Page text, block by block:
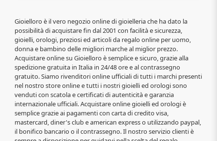
Gioielloro è il vero negozio online di gioielleria che ha dato la
possibilità di acquistare fin dal 2001 con facilità e sicurezza,
gioielli, orologi, preziosi ed articoli da regalo online per uomo,
donna e bambino delle migliori marche al miglior prezzo.
Acquistare online su Gioielloro è semplice e sicuro, grazie alla
spedizione gratuita in Italia in 24/48 ore e al contrassegno
gratuito. Siamo rivenditori online ufficiali di tutti i marchi presenti
nel nostro store online e tutti i nostri gioielli ed orologi sono
venduti con scatola e certificati di autenticità e garanzia
internazionale ufficiali. Acquistare online gioielli ed orologi è
semplice grazie ai pagamenti con carta di credito visa,
mastercard, diner's club e american express o utilizzando paypal,
il bonifico bancario o il contrassegno. Il nostro servizio clienti è